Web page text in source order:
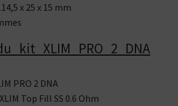
x 25 x 15 mm
kit XLIM PRO 2 DNA
PRO 2 DNA
Top Fill SS 0.6 Ohm